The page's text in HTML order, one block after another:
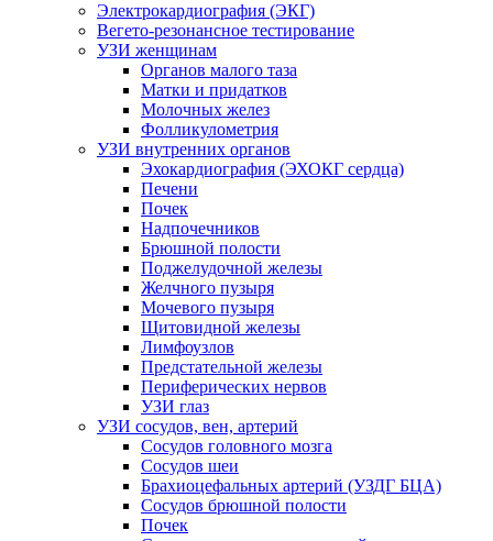
Электрокардиография (ЭКГ)
Вегето-резонансное тестирование
УЗИ женщинам
Органов малого таза
Матки и придатков
Молочных желез
Фолликулометрия
УЗИ внутренних органов
Эхокардиография (ЭХОКГ сердца)
Печени
Почек
Надпочечников
Брюшной полости
Поджелудочной железы
Желчного пузыря
Мочевого пузыря
Щитовидной железы
Лимфоузлов
Предстательной железы
Периферических нервов
УЗИ глаз
УЗИ сосудов, вен, артерий
Сосудов головного мозга
Сосудов шеи
Брахиоцефальных артерий (УЗДГ БЦА)
Сосудов брюшной полости
Почек